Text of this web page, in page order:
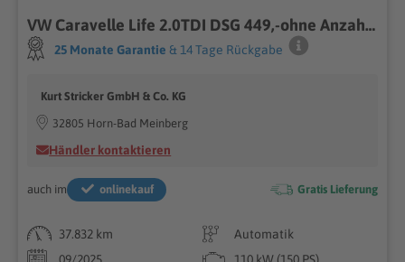
VW Caravelle Life 2.0TDI DSG 449,-ohne Anzahlung
25 Monate Garantie & 14 Tage Rückgabe
Kurt Stricker GmbH & Co. KG
32805 Horn-Bad Meinberg
Händler kontaktieren
auch im onlinekauf Gratis Lieferung
37.832 km
Automatik
09/2025
110 kW (150 PS)